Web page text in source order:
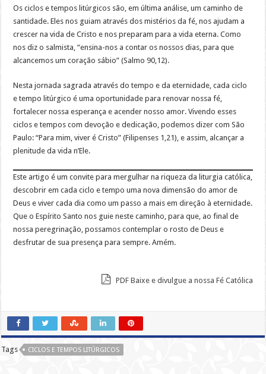
Os ciclos e tempos litúrgicos são, em última análise, um caminho de
santidade. Eles nos guiam através dos mistérios da fé, nos ajudam a
crescer na vida de Cristo e nos preparam para a vida eterna. Como
nos diz o salmista, “ensina-nos a contar os nossos dias, para que
alcancemos um coração sábio” (Salmo 90,12).
Nesta jornada sagrada através do tempo e da eternidade, cada ciclo
e tempo litúrgico é uma oportunidade para renovar nossa fé,
fortalecer nossa esperança e acender nosso amor. Vivendo esses
ciclos e tempos com devoção e dedicação, podemos dizer com São
Paulo: “Para mim, viver é Cristo” (Filipenses 1,21), e assim, alcançar a
plenitude da vida n’Ele.
Este artigo é um convite para mergulhar na riqueza da liturgia católica,
descobrir em cada ciclo e tempo uma nova dimensão do amor de
Deus e viver cada dia como um passo a mais em direção à eternidade.
Que o Espírito Santo nos guie neste caminho, para que, ao final de
nossa peregrinação, possamos contemplar o rosto de Deus e
desfrutar de sua presença para sempre. Amém.
PDF Baixe e divulgue a nossa Fé Católica
Tags CICLOS E TEMPOS LITÚRGICOS